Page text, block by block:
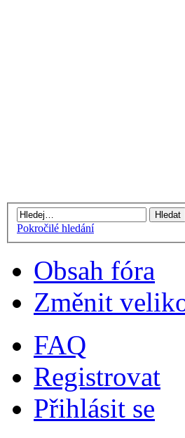
Pokročilé hledání
Obsah fóra
Změnit
FAQ
Registrovat
Přihlásit se